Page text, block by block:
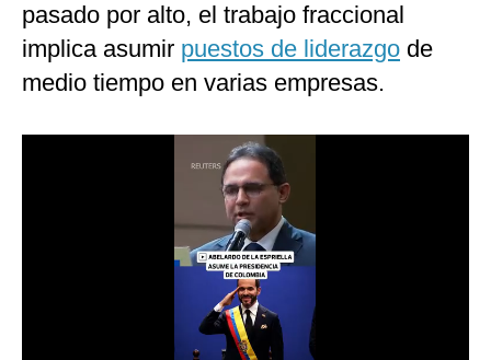
pasado por alto, el trabajo fraccional
implica asumir puestos de liderazgo de
medio tiempo en varias empresas.